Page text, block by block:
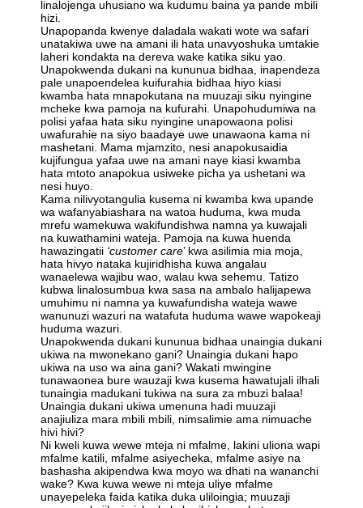
linalojenga uhusiano wa kudumu baina ya pande mbili
hizi.
Unapopanda kwenye daladala wakati wote wa safari
unatakiwa uwe na amani ili hata unavyoshuka umtakie
laheri kondakta na dereva wake katika siku yao.
Unapokwenda dukani na kununua bidhaa, inapendeza
pale unapoendelea kuifurahia bidhaa hiyo kiasi
kwamba hata mnapokutana na muuzaji siku nyingine
mcheke kwa pamoja na kufurahi. Unapohudumiwa na
polisi yafaa hata siku nyingine unapowaona polisi
uwafurahie na siyo baadaye uwe unawaona kama ni
mashetani. Mama mjamzito, nesi anapokusaidia
kujifungua yafaa uwe na amani naye kiasi kwamba
hata mtoto anapokua usiweke picha ya ushetani wa
nesi huyo.
Kama nilivyotangulia kusema ni kwamba kwa upande
wa wafanyabiashara na watoa huduma, kwa muda
mrefu wamekuwa wakifundishwa namna ya kuwajali
na kuwathamini wateja. Pamoja na kuwa huenda
hawazingatii ‘customer care’ kwa asilimia mia moja,
hata hivyo nataka kujiridhisha kuwa angalau
wanaelewa wajibu wao, walau kwa sehemu. Tatizo
kubwa linalosumbua kwa sasa na ambalo halijapewa
umuhimu ni namna ya kuwafundisha wateja wawe
wanunuzi wazuri na watafuta huduma wawe wapokeaji
huduma wazuri.
Unapokwenda dukani kununua bidhaa unaingia dukani
ukiwa na mwonekano gani? Unaingia dukani hapo
ukiwa na uso wa aina gani? Wakati mwingine
tunawaonea bure wauzaji kwa kusema hawatujali ilhali
tunaingia madukani tukiwa na sura za mbuzi balaa!
Unaingia dukani ukiwa umenuna hadi muuzaji
anajiuliza mara mbili mbili, nimsalimie ama nimuache
hivi hivi?
Ni kweli kuwa wewe mteja ni mfalme, lakini uliona wapi
mfalme katili, mfalme asiyecheka, mfalme asiye na
bashasha akipendwa kwa moyo wa dhati na wananchi
wake? Kwa kuwa wewe ni mteja uliye mfalme
unayepeleka faida katika duka uliloingia; muuzaji